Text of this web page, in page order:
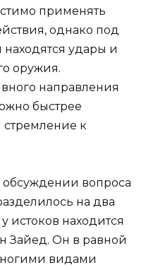
применять
однако под
находятся удары и
оружия.
направления
быстрее
к
обсуждении вопроса
на два
истоков находится
Зайед. Он в равной
видами